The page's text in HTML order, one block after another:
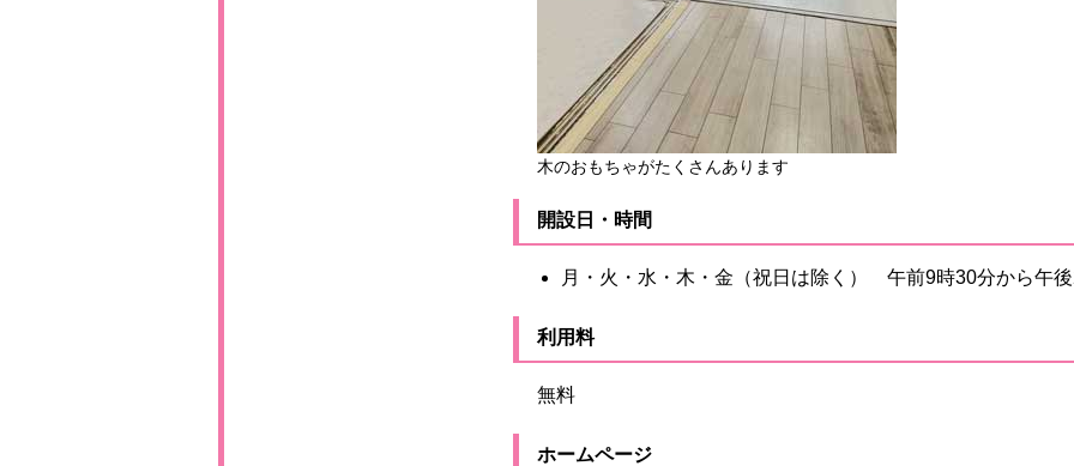
木のおもちゃがたくさんあります
開設日・時間
月・火・水・木・金（祝日は除く） 午前9時30分から午
利用料
無料
ホームページ